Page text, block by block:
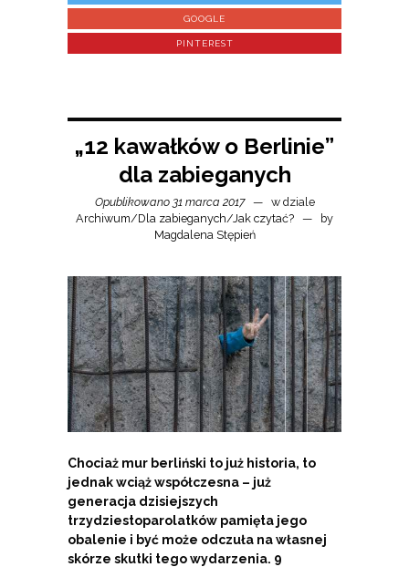
GOOGLE
PINTEREST
„12 kawałków o Berlinie”
dla zabieganych
Opublikowano 31 marca 2017
w dziale
Archiwum/Dla zabieganych/Jak czytać?
by
Magdalena Stępień
Chociaż mur berliński to już historia, to
jednak wciąż współczesna – już
generacja dzisiejszych
trzydziestoparolatków pamięta jego
obalenie i być może odczuła na własnej
skórze skutki tego wydarzenia. 9